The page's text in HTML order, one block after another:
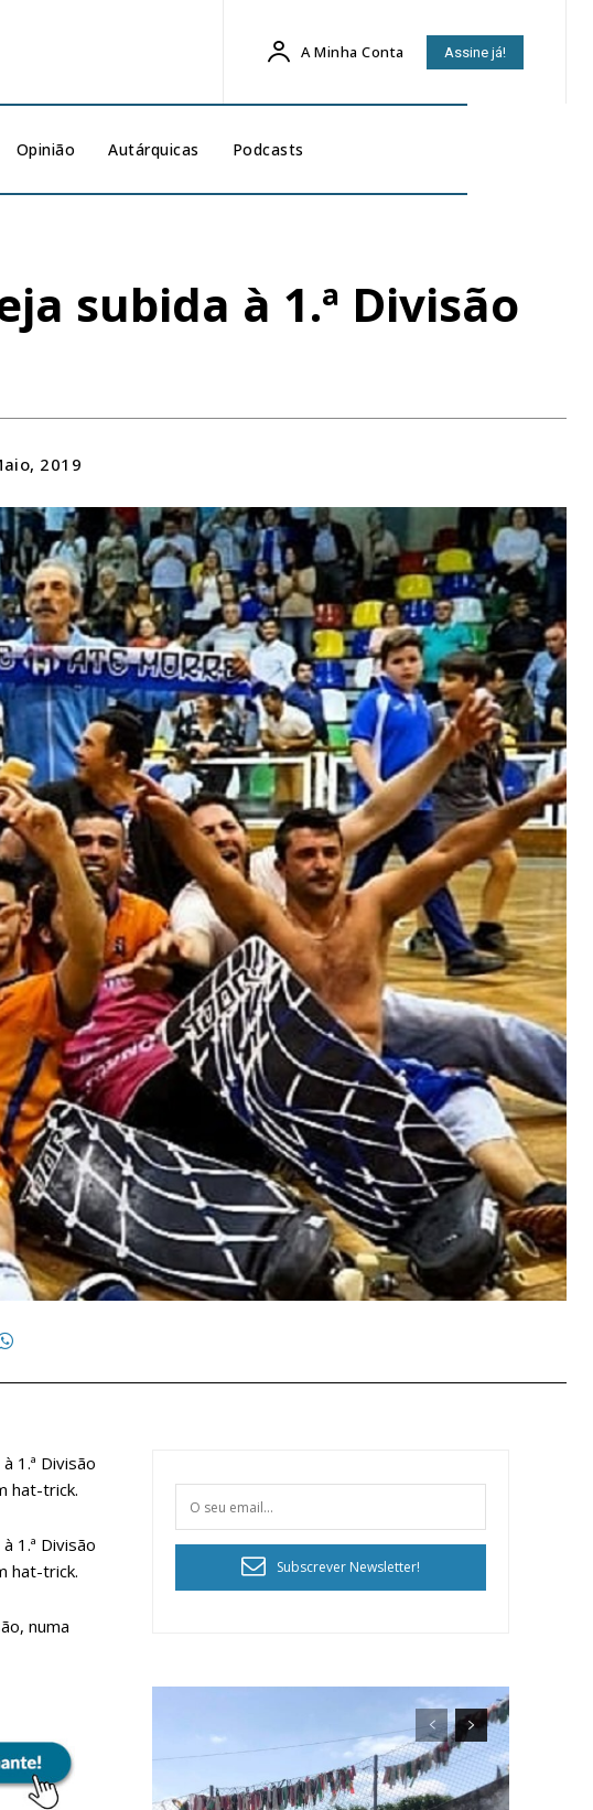
A Minha Conta Assine já!
Opinião Autárquicas Podcasts
subida à 1.ª Divisão
2019
1.ª Divisão
hat-trick.
1.ª Divisão
hat-trick.
numa
Subscrever Newsletter!